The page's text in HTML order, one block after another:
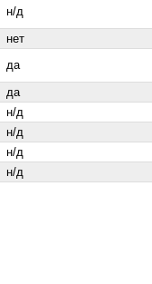
н/д
нет
да
да
н/д
н/д
н/д
н/д